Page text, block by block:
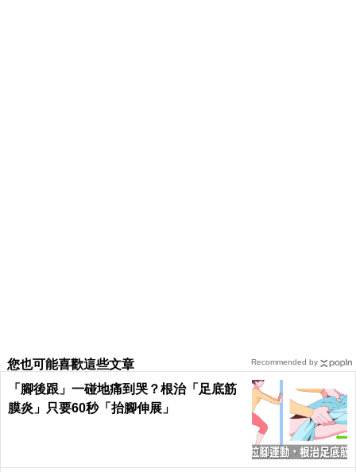
您也可能喜歡這些文章
「腳後跟」一碰地痛到哭？根治「足底筋
膜炎」只要60秒「抬腳伸展」
Recommended by